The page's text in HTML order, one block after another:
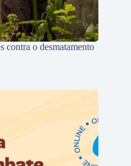
contra o desmatamento